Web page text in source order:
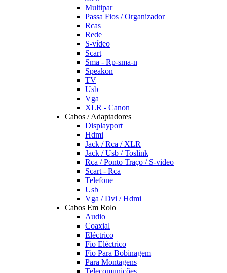
Multipar
Passa Fios / Organizador
Rcas
Rede
S-vídeo
Scart
Sma - Rp-sma-n
Speakon
TV
Usb
Vga
XLR - Canon
Cabos / Adaptadores
Displayport
Hdmi
Jack / Rca / XLR
Jack / Usb / Toslink
Rca / Ponto Traço / S-video
Scart - Rca
Telefone
Usb
Vga / Dvi / Hdmi
Cabos Em Rolo
Audio
Coaxial
Eléctrico
Fio Eléctrico
Fio Para Bobinagem
Para Montagens
Telecomunições